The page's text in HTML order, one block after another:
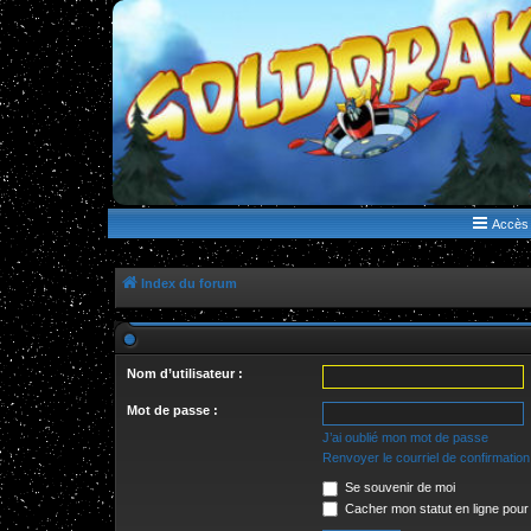
WWW.GOLDORAKGO.COM
le site de la Lune Rouge
Accès
Index du forum
Nom d’utilisateur :
Mot de passe :
J’ai oublié mon mot de passe
Renvoyer le courriel de confirmation
Se souvenir de moi
Cacher mon statut en ligne